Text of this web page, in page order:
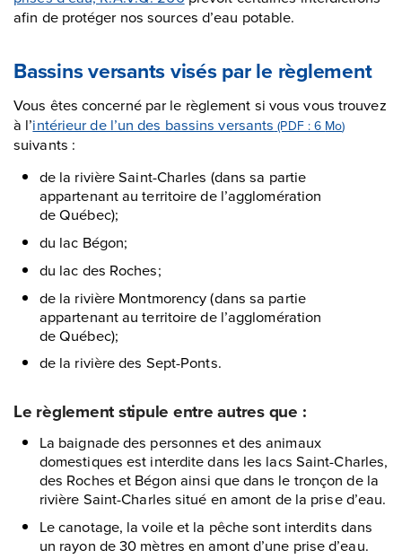
afin de protéger nos sources d’eau potable.
Bassins versants visés par le règlement
Vous êtes concerné par le règlement si vous vous trouvez
à l’intérieur de l’un des bassins versants (PDF : 6 Mo)
suivants :
de la rivière Saint-Charles (dans sa partie
appartenant au territoire de l’agglomération
de Québec);
du lac Bégon;
du lac des Roches;
de la rivière Montmorency (dans sa partie
appartenant au territoire de l’agglomération
de Québec);
de la rivière des Sept-Ponts.
Le règlement stipule entre autres que :
La baignade des personnes et des animaux
domestiques est interdite dans les lacs Saint-Charles,
des Roches et Bégon ainsi que dans le tronçon de la
rivière Saint-Charles situé en amont de la prise d’eau.
Le canotage, la voile et la pêche sont interdits dans
un rayon de 30 mètres en amont d’une prise d’eau.